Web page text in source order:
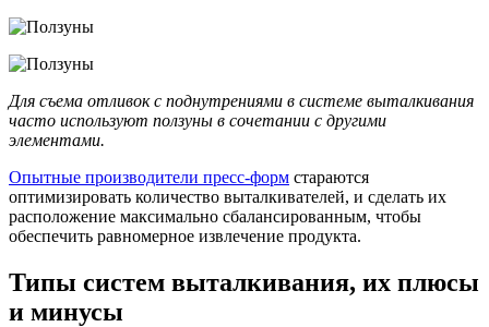
Для съема отливок с поднутрениями в системе выталкивания
часто используют ползуны в сочетании с другими
элементами.
Опытные производители пресс-форм стараются
оптимизировать количество выталкивателей, и сделать их
расположение максимально сбалансированным, чтобы
обеспечить равномерное извлечение продукта.
Типы систем выталкивания, их плюсы
и минусы